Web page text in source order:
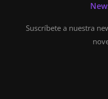
Suscríbete a nuestra